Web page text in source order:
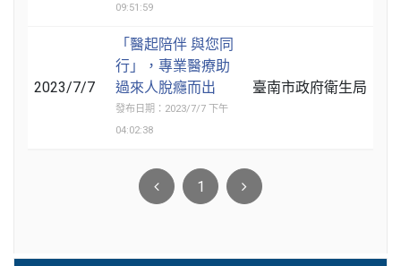
09:51:59
2023/7/7
「醫起陪伴 與您同
行」，專業醫療助
過來人脫癮而出
發布日期：2023/7/7 下午
04:02:38
臺南市政府衛生局
1